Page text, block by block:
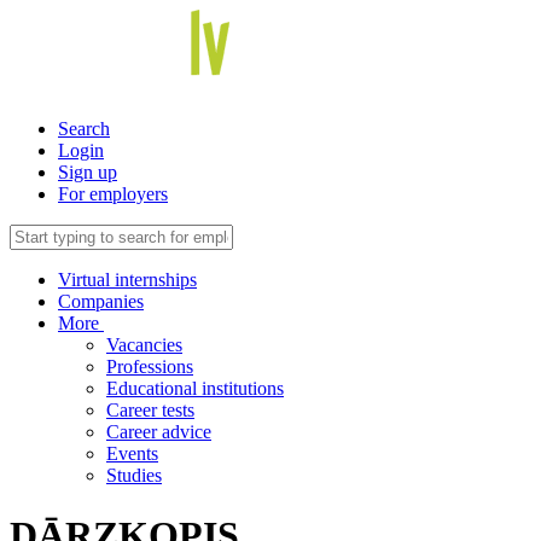
Search
Login
Sign up
For employers
Virtual internships
Companies
More
Vacancies
Professions
Educational institutions
Career tests
Career advice
Events
Studies